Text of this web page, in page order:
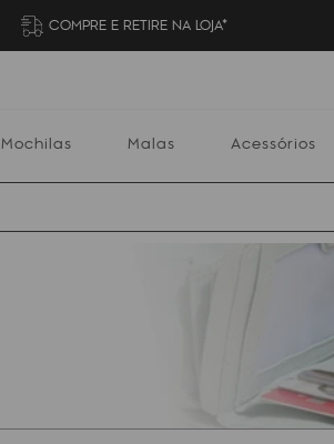
COMPRE E RETIRE NA LOJA*
Mochilas Malas Acessórios